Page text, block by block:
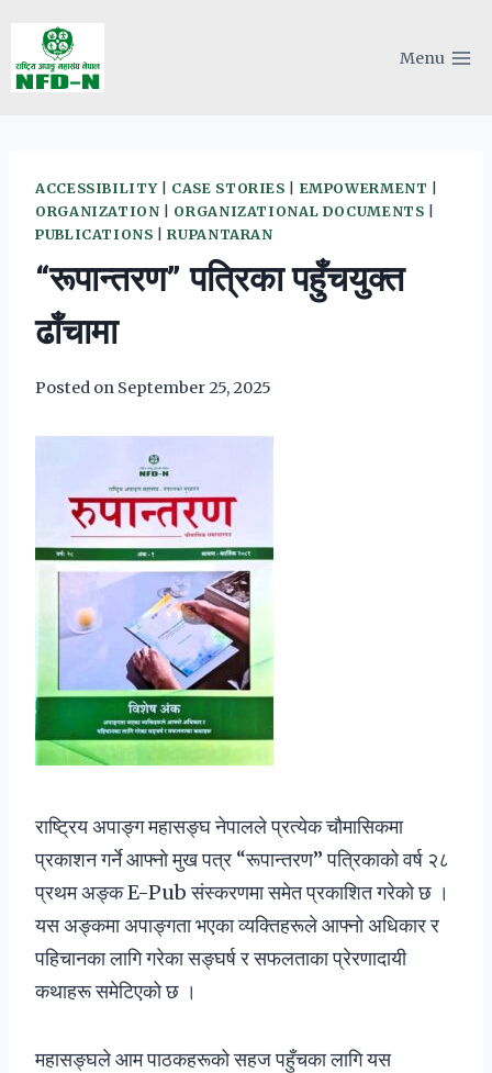
content
Menu
ACCESSIBILITY| CASE STORIES EMPOWERMENT
ORGANIZATION
ORGANIZATIONAL DOCUMENTS
PUBLICATIONS |RUPANTARAN
“रूपान्तरण” पत्रिका पहुँचयुक्त
ढाँचामा
Posted on September 25, 2025
राष्ट्रिय अपाङ्ग महासङ्घ नेपालले प्रत्येक चौमासिकमा
प्रकाशन गर्ने आफ्नो मुख पत्र “रूपान्तरण” पत्रिकाको वर्ष २८
प्रथम अङ्क E-Pub संस्करणमा समेत प्रकाशित गरेको छ ।
यस अङ्कमा अपाङ्गता भएका व्यक्तिहरूले आफ्नो अधिकार र
पहिचानका लागि गरेका सङ्घर्ष र सफलताका प्रेरणादायी
कथाहरू समेटिएको छ ।
महासङ्घले आम पाठकहरूको सहज पहुँचका लागि यस